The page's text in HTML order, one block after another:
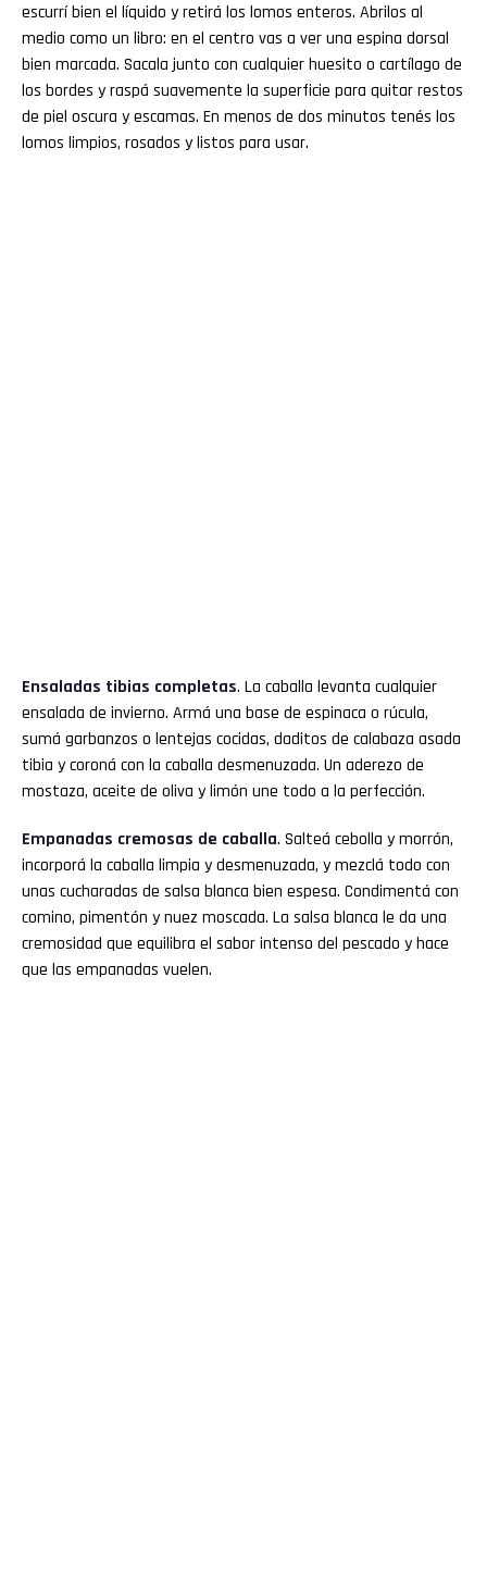
escurrí bien el líquido y retirá los lomos enteros. Abrilos al
medio como un libro: en el centro vas a ver una espina dorsal
bien marcada. Sacala junto con cualquier huesito o cartílago de
los bordes y raspá suavemente la superficie para quitar restos
de piel oscura y escamas. En menos de dos minutos tenés los
lomos limpios, rosados y listos para usar.
Ensaladas tibias completas. La caballa levanta cualquier
ensalada de invierno. Armá una base de espinaca o rúcula,
sumá garbanzos o lentejas cocidas, daditos de calabaza asada
tibia y coroná con la caballa desmenuzada. Un aderezo de
mostaza, aceite de oliva y limón une todo a la perfección.
Empanadas cremosas de caballa. Salteá cebolla y morrón,
incorporá la caballa limpia y desmenuzada, y mezclá todo con
unas cucharadas de salsa blanca bien espesa. Condimentá con
comino, pimentón y nuez moscada. La salsa blanca le da una
cremosidad que equilibra el sabor intenso del pescado y hace
que las empanadas vuelen.